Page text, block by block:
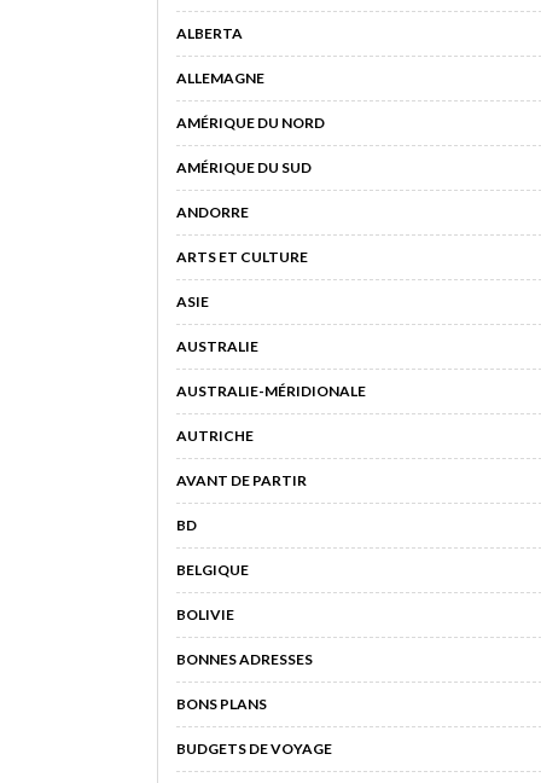
ALBERTA
ALLEMAGNE
AMÉRIQUE DU NORD
AMÉRIQUE DU SUD
ANDORRE
ARTS ET CULTURE
ASIE
AUSTRALIE
AUSTRALIE-MÉRIDIONALE
AUTRICHE
AVANT DE PARTIR
BD
BELGIQUE
BOLIVIE
BONNES ADRESSES
BONS PLANS
BUDGETS DE VOYAGE